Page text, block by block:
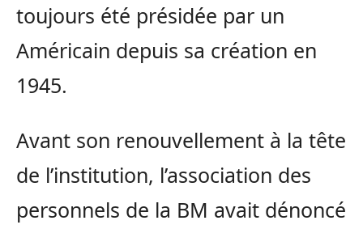
toujours été présidée par un
Américain depuis sa création en
1945.
Avant son renouvellement à la tête
de l’institution, l’association des
personnels de la BM avait dénoncé